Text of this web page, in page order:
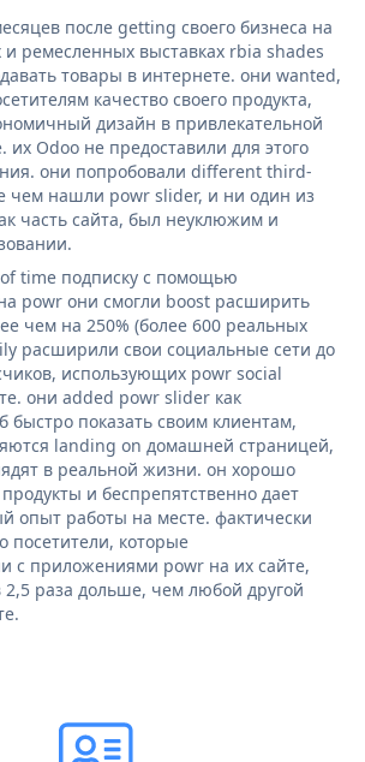
после getting своего бизнеса на
ремесленных выставках rbia shades
товары в интернете. они wanted,
качество своего продукта,
дизайн в привлекательной
их Odoo не предоставили для этого
они попробовали different third-
чем нашли powr slider, и ни один из
часть сайта, был неуклюжим и
time подписку с помощью
powr они смогли boost расширить
чем на 250% (более 600 реальных
расширили свои социальные сети до
использующих powr social
они added powr slider как
быстро показать своим клиентам,
landing on домашней страницей,
в реальной жизни. он хорошо
и беспрепятственно дает
опыт работы на месте. фактически
посетители, которые
с приложениями powr на их сайте,
раза дольше, чем любой другой